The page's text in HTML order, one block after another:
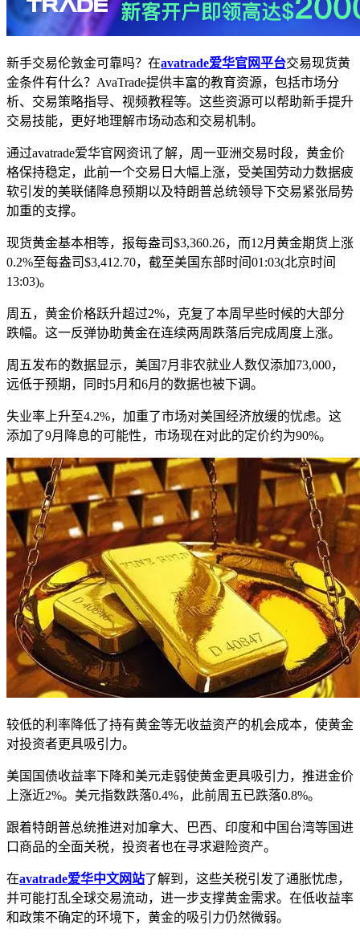
新手交易伦敦金可靠吗？在avatrade爱华官网平台交易现货黄
金条件有什么？AvaTrade提供丰富的教育资源，包括市场分
析、交易策略指导、视频教程等。这些资源可以帮助新手提升
交易技能，更好地理解市场动态和交易机制。
通过avatrade爱华官网资讯了解，周一亚洲交易时段，黄金价
格保持稳定，此前一个交易日大幅上涨，受美国劳动力数据疲
软引发的美联储降息预期以及特朗普总统领导下交易紧张局势
加重的支撑。
现货黄金基本相等，报每盎司$3,360.26，而12月黄金期货上涨
0.2%至每盎司$3,412.70，截至美国东部时间01:03(北京时间
13:03)。
周五，黄金价格跃升超过2%，克复了本周早些时候的大部分
跌幅。这一反弹协助黄金在连续两周跌落后完成周度上涨。
周五发布的数据显示，美国7月非农就业人数仅添加73,000，
远低于预期，同时5月和6月的数据也被下调。
失业率上升至4.2%，加重了市场对美国经济放缓的忧虑。这
添加了9月降息的可能性，市场现在对此的定价约为90%。
较低的利率降低了持有黄金等无收益资产的机会成本，使黄金
对投资者更具吸引力。
美国国债收益率下降和美元走弱使黄金更具吸引力，推进金价
上涨近2%。美元指数跌落0.4%，此前周五已跌落0.8%。
跟着特朗普总统推进对加拿大、巴西、印度和中国台湾等国进
口商品的全面关税，投资者也在寻求避险资产。
在avatrade爱华中文网站了解到，这些关税引发了通胀忧虑，
并可能打乱全球交易流动，进一步支撑黄金需求。在低收益率
和政策不确定的环境下，黄金的吸引力仍然微弱。